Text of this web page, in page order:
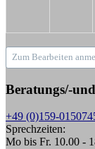
Zum Bearbeiten
Beratungs/-
+49 (0)159-
Sprechzeiten:
Mo bis Fr. 10.00 -